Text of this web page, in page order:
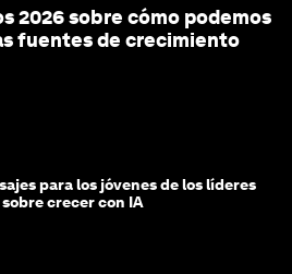
2026 sobre cómo podemos
fuentes de crecimiento
para los jóvenes de los líderes
sobre crecer con IA